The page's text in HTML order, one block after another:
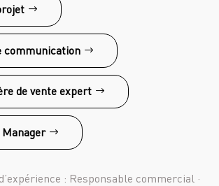
communication
de vente expert
: Responsable commercial ·